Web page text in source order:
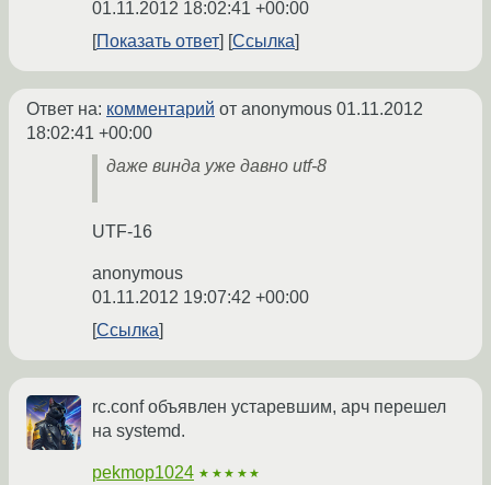
01.11.2012 18:02:41 +00:00
Показать ответ
Ссылка
Ответ на: комментарий от anonymous 01.11.2012
18:02:41 +00:00
даже винда уже давно utf-8
UTF-16
anonymous
01.11.2012 19:07:42 +00:00
Ссылка
rc.conf объявлен устаревшим, арч перешел
на systemd.
pekmop1024 ★★★★★